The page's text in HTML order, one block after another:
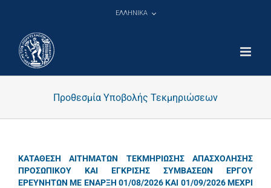
ΕΛΛΗΝΙΚΑ
Προθεσμία Υποβολής Τεκμηριώσεων
ΚΑΤΑΘΕΣΗ ΑΙΤΗΜΑΤΩΝ ΤΕΚΜΗΡΙΩΣΗΣ ΑΠΑΣΧΟΛΗΣΗΣ
ΠΡΟΣΩΠΙΚΟΥ ΚΑΙ ΕΓΚΡΙΣΗΣ ΣΥΜΒΑΣΕΩΝ ΕΡΓΟΥ
ΕΡΕΥΝΗΤΩΝ ΜΕ ΕΝΑΡΞΗ 01/08/2026 ΚΑΙ 01/09/2026 ΜΕΧΡΙ